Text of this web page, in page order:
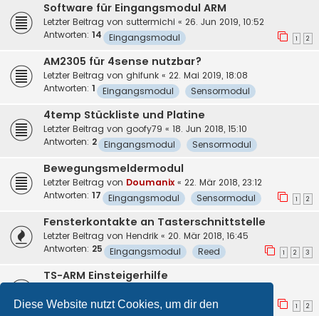
Diese Website nutzt Cookies, um dir den
Software für Eingangsmodul ARM
Letzter Beitrag von suttermichi « 26. Jun 2019, 10:52
Antworten: 14 1 2
Eingangsmodul
AM2305 für 4sense nutzbar?
Letzter Beitrag von ghifunk « 22. Mai 2019, 18:08
Antworten: 1 Eingangsmodul Sensormodul
4temp Stückliste und Platine
Letzter Beitrag von goofy79 « 18. Jun 2018, 15:10
Antworten: 2 Eingangsmodul Sensormodul
Bewegungsmeldermodul
Letzter Beitrag von Doumanix « 22. Mär 2018, 23:12
Antworten: 17 1 2
Eingangsmodul Sensormodul
Fensterkontakte an Tasterschnittstelle
Letzter Beitrag von Hendrik « 20. Mär 2018, 16:45
Antworten: 25 1 2 3
Eingangsmodul Reed
TS-ARM Einsteigerhilfe
Antworten:11 1 2
Eingangsmodul Reed